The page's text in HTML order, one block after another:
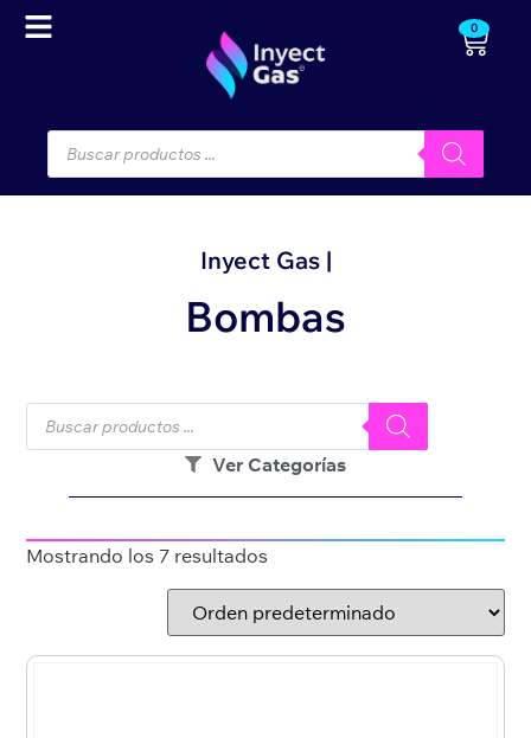
0
Inyect Gas |
Bombas
Ver Categorías
Mostrando los 7 resultados